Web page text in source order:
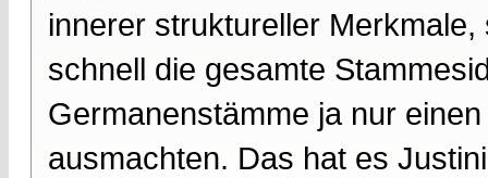
innerer struktureller
schnell die gesamte
Germanenstämme ja nur
ausmachten. Das hat es